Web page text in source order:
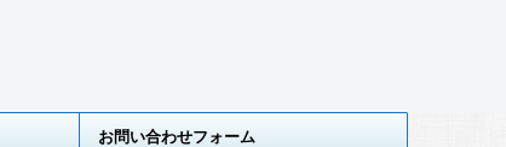
お問い合わせフォーム